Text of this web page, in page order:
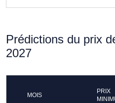
Prédictions du prix
2027
MOIS
PRIX